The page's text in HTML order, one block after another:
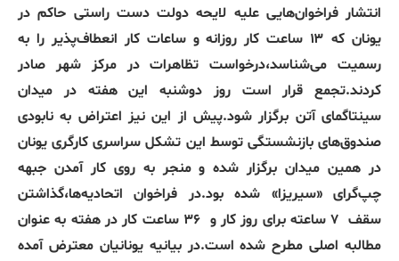
انتشار فراخوان‌هایی علیه لایحه دولت دست راستی حاکم در
یونان که ۱۳ ساعت کار روزانه و ساعات کار انعطاف‌پذیر را به
رسمیت می‌شناسد،درخواست تظاهرات در مرکز شهر صادر
کردند.تجمع قرار است روز دوشنبه این هفته در میدان
سینتاگمای آتن برگزار شود.پیش از این نیز اعتراض به نابودی
صندوق‌های بازنشستگی توسط این تشکل سراسری کارگری یونان
در همین میدان برگزار شده و منجر به روی کار آمدن جبهه
چپ‌گرای «سیریزا» شده بود.در فراخوان اتحادیه‌ها،گذاشتن
سقف ۷ ساعته برای روز کار و ۳۶ ساعت کار در هفته به عنوان
مطالبه اصلی مطرح شده است.در بیانیه یونانیان معترض آمده